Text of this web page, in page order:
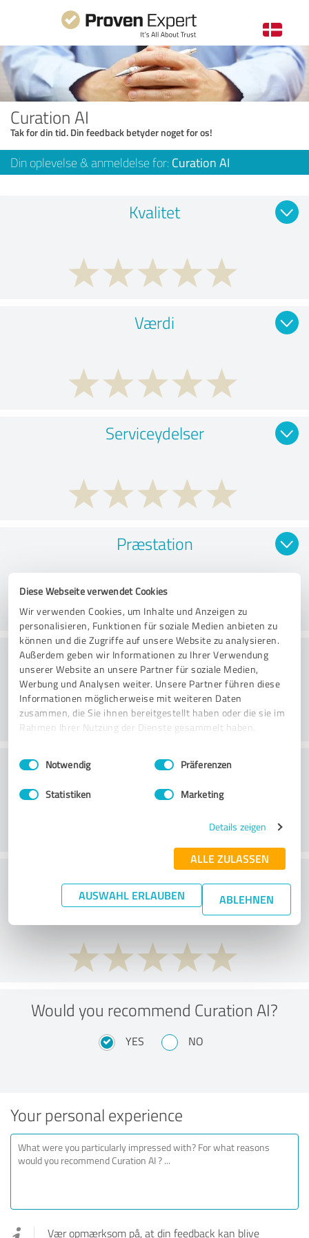
Diese Webseite verwendet Cookies
Wir verwenden Cookies, um Inhalte und Anzeigen zu
personalisieren, Funktionen für soziale Medien anbieten zu
können und die Zugriffe auf unsere Website zu analysieren.
Außerdem geben wir Informationen zu Ihrer Verwendung
unserer Website an unsere Partner für soziale Medien,
Werbung und Analysen weiter. Unsere Partner führen diese
Informationen möglicherweise mit weiteren Daten
zusammen, die Sie ihnen bereitgestellt haben oder die sie im
Rahmen Ihrer Nutzung der Dienste gesammelt haben.
Impressum Datenschutzbestimmungen
Einwilligungsauswahl
Notwendig Präferenzen
Statistiken Marketing
Details zeigen
ALLE ZULASSEN
AUSWAHL ERLAUBEN ABLEHNEN
Curation AI
Tak for din tid. Din feedback betyder noget for os!
Din oplevelse & anmeldelse for: Curation AI
Kvalitet
Værdi
Serviceydelser
Præstation
Rådgivning
Kundeservice
What do you think of the price to
performance ratio?
Would you recommend Curation AI?
YES NO
Your personal experience
Vær opmærksom på, at din feedback kan blive